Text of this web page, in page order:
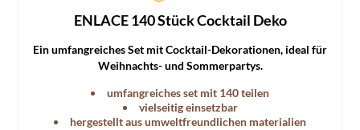
ENLACE 140 Stück Cocktail Deko
Ein umfangreiches Set mit Cocktail-Dekorationen, ideal für
Weihnachts- und Sommerpartys.
umfangreiches set mit 140 teilen
vielseitig einsetzbar
hergestellt aus umweltfreundlichen materialien